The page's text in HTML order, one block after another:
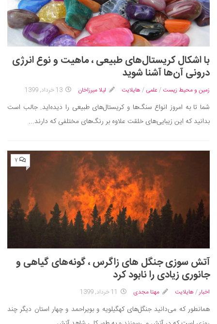
فناوری‌ها
نجوم و هوا فضا
زمین و محیط زیست
خودرو
سرگرمی
دانستنی‌ها
بازی
طنز
مسابقه
با اشکال کریستال‌های طبیعی ، ماهیت و نوع انرژی
درونی آن‌ها آشنا شوید
زمین و محیط زیست /علمی / هایلایت لیلا میرزاخان 13 خرداد, 1399
شما تا به امروز انواع سنگ‌ها و کریستال‌های طبیعی را دیده‌اید. جالب است
بدانید که این زیبایی‌های خلقت علاوه بر رنگ‌های مختلفی که دارند...
۷
آتش سوزی جنگل های زاگرس ، گونه‌های گیاهی و
جانوری زیادی را نابود کرد
اخبار/ هایلایت مهتا مجدی 11 خرداد, 1399
همانطور که می‌دانید جنگل‌های کهگیلویه و بویراحمد و چهار استان دیگر چند